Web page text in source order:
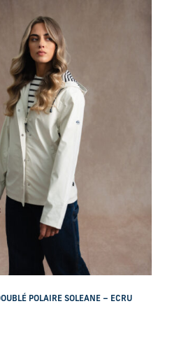
POLAIRE SOLEANE – ECRU